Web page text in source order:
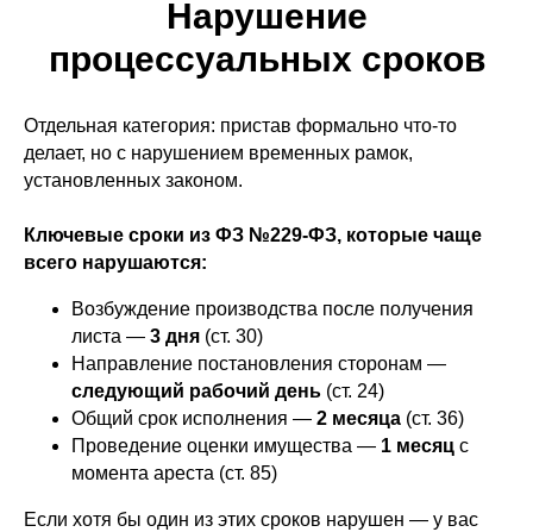
Нарушение
процессуальных сроков
Отдельная категория: пристав формально что-то
делает, но с нарушением временных рамок,
установленных законом.
Ключевые сроки из ФЗ №229-ФЗ, которые чаще
всего нарушаются:
Возбуждение производства после получения
листа — 3 дня (ст. 30)
Направление постановления сторонам —
следующий рабочий день (ст. 24)
Общий срок исполнения — 2 месяца (ст. 36)
Проведение оценки имущества — 1 месяц с
момента ареста (ст. 85)
Если хотя бы один из этих сроков нарушен — у вас